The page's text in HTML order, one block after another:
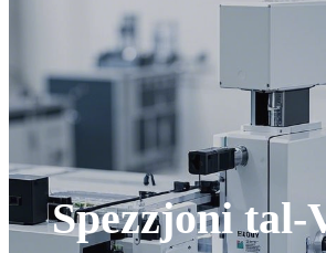
Spezzjoni tal-